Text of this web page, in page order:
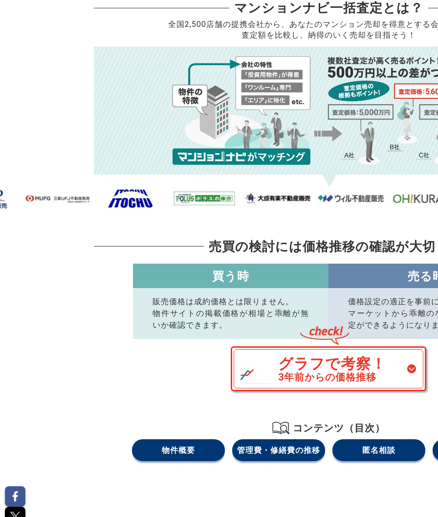
マンションナビ一括査定とは？
全国2,500店舗の提携会社から、 あなたのマンション売却を得意とする
査定額を比較し、納得のいく売却を目指そう！
売買の検討には価格推移の確認が大
買う時
販売価格は成約価格とは限りません。
物件サイトの掲載価格が相場と乖離が無
いか確認できます。
売る
価格設定の適正を事前
マーケットから乖離
定ができるようになり
グラフで考察！
3年前からの価格推移
コンテンツ（目次）
物件概要 管理費・修繕費の推移 匿名相談